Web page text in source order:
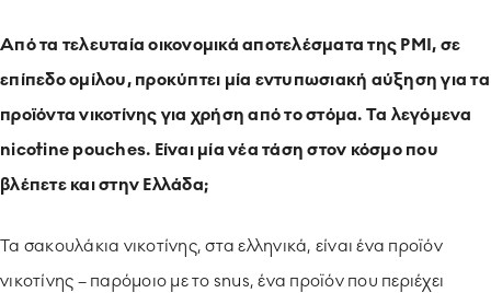
Από τα τελευταία οικονομικά αποτελέσματα της PMI, σε
επίπεδο ομίλου, προκύπτει μία εντυπωσιακή αύξηση για τα
προϊόντα νικοτίνης για χρήση από το στόμα. Τα λεγόμενα
nicotine pouches. Είναι μία νέα τάση στον κόσμο που
βλέπετε και στην Ελλάδα;
Τα σακουλάκια νικοτίνης, στα ελληνικά, είναι ένα προϊόν
νικοτίνης – παρόμοιο με το snus, ένα προϊόν που περιέχει